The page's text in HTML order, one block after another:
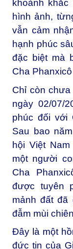
khoảnh
hình ảnh,
vẫn cảm
hạnh phúc
đặc biệt mà
Cha
Chỉ còn
ngày 02/07/
phúc đối với
Sau bao
hội Việt
một người
Cha
được tuyên
mảnh đất đã
đẫm mùi
Đây là một
đức tin của